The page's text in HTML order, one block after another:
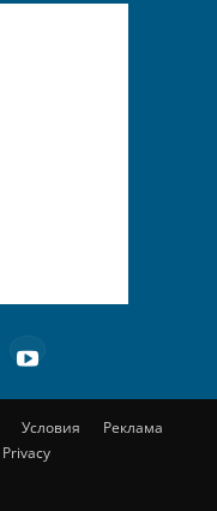
Условия
Реклама
Privacy